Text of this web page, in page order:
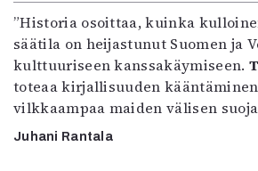
”Historia osoittaa, kuinka
säätila on heijastunut Suomen ja
kulttuuriseen kanssakäymiseen.
toteaa kirjallisuuden
vilkkaampaa maiden välisen
Juhani Rantala